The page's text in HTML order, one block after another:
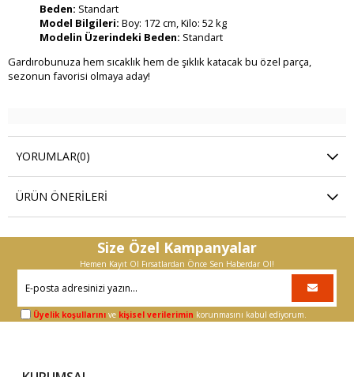
Beden: Standart
Model Bilgileri: Boy: 172 cm, Kilo: 52 kg
Modelin Üzerindeki Beden: Standart
Gardırobunuza hem sıcaklık hem de şıklık katacak bu özel parça,
sezonun favorisi olmaya aday!
YORUMLAR(0)
ÜRÜN ÖNERILERI
Size Özel Kampanyalar
Hemen Kayıt Ol Fırsatlardan Önce Sen Haberdar Ol!
Üyelik koşullarını ve kişisel verilerimin korunmasını kabul ediyorum.